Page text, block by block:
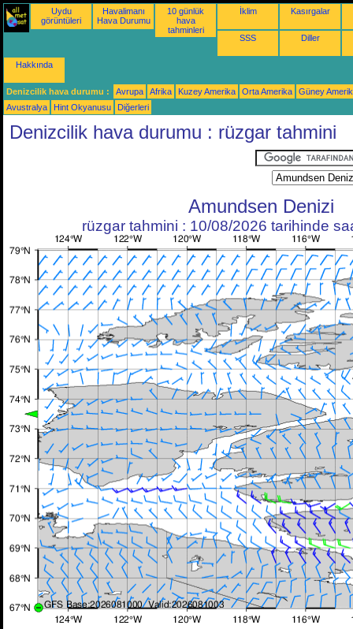
Uydu
görüntüleri
Havalimanı
Hava Durumu
10 günlük
hava
tahminleri
İklim Kasırgalar
SSS Diller
Hakkında
Denizcilik hava durumu : Avrupa Afrika Kuzey Amerika Orta Amerika
Güney
Avustralya
Hint Okyanusu Diğerleri
Denizcilik hava durumu : rüzgar tahmini
Amundsen Denizi
rüzgar tahmini : 10/08/2026 tarihinde